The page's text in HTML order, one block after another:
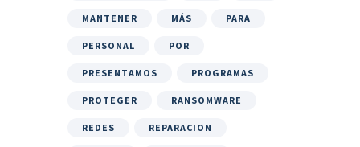
MANTENER MÁS PARA
PERSONAL POR
PRESENTAMOS PROGRAMAS
PROTEGER RANSOMWARE
REDES REPARACION